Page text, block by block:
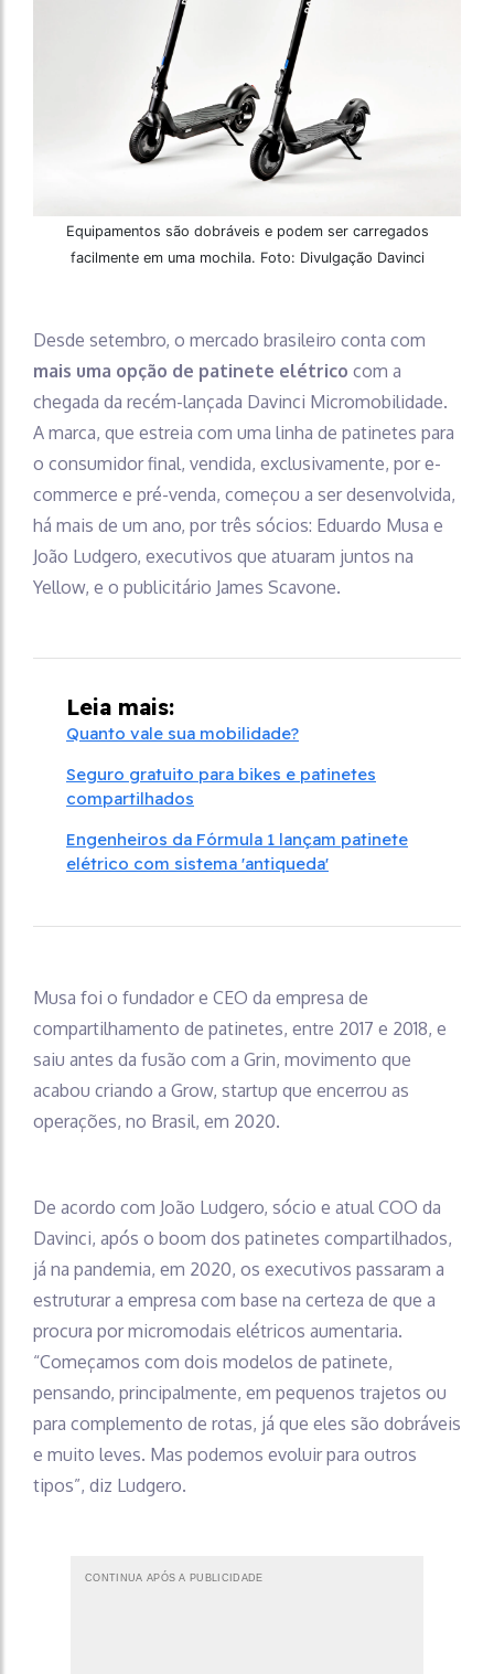
Equipamentos são dobráveis e podem ser carregados
facilmente em uma mochila. Foto: Divulgação Davinci
Desde setembro, o mercado brasileiro conta com
mais uma opção de patinete elétrico com a
chegada da recém-lançada Davinci Micromobilidade.
A marca, que estreia com uma linha de patinetes para
o consumidor final, vendida, exclusivamente, por e-
commerce e pré-venda, começou a ser desenvolvida,
há mais de um ano, por três sócios: Eduardo Musa e
João Ludgero, executivos que atuaram juntos na
Yellow, e o publicitário James Scavone.
Leia mais:
Quanto vale sua mobilidade?
Seguro gratuito para bikes e patinetes
compartilhados
Engenheiros da Fórmula 1 lançam patinete
elétrico com sistema 'antiqueda'
Musa foi o fundador e CEO da empresa de
compartilhamento de patinetes, entre 2017 e 2018, e
saiu antes da fusão com a Grin, movimento que
acabou criando a Grow, startup que encerrou as
operações, no Brasil, em 2020.
De acordo com João Ludgero, sócio e atual COO da
Davinci, após o boom dos patinetes compartilhados,
já na pandemia, em 2020, os executivos passaram a
estruturar a empresa com base na certeza de que a
procura por micromodais elétricos aumentaria.
“Começamos com dois modelos de patinete,
pensando, principalmente, em pequenos trajetos ou
para complemento de rotas, já que eles são dobráveis
e muito leves. Mas podemos evoluir para outros
tipos”, diz Ludgero.
CONTINUA APÓS A PUBLICIDADE